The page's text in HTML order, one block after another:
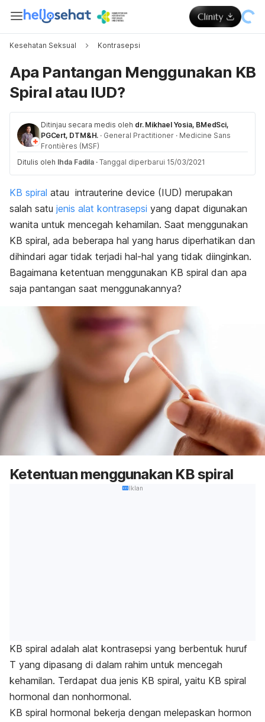
Kesehatan Seksual Kontrasepsi
Apa Pantangan Menggunakan KB
Spiral atau IUD?
Ditinjau secara medis oleh dr. Mikhael Yosia, BMedSci,
PGCert, DTM&H. · General Practitioner · Medicine Sans
Frontières (MSF)
Ditulis oleh Ihda Fadila · Tanggal diperbarui 15/03/2021
KB spiral atau intrauterine device (IUD) merupakan
salah satu jenis alat kontrasepsi yang dapat digunakan
wanita untuk mencegah kehamilan. Saat menggunakan
KB spiral, ada beberapa hal yang harus diperhatikan dan
dihindari agar tidak terjadi hal-hal yang tidak diinginkan.
Bagaimana ketentuan menggunakan KB spiral dan apa
saja pantangan saat menggunakannya?
Ketentuan menggunakan KB spiral
Iklan
KB spiral adalah alat kontrasepsi yang berbentuk huruf
T yang dipasang di dalam rahim untuk mencegah
kehamilan. Terdapat dua jenis KB spiral, yaitu KB spiral
hormonal dan nonhormonal.
KB spiral hormonal bekerja dengan melepaskan hormon